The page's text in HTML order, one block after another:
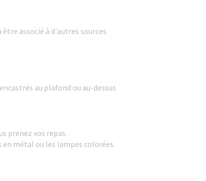
associé à d'autres sources
au plafond ou au-dessus
prenez vos repas.
métal ou les lampes colorées.